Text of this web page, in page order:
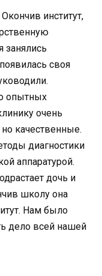
институт,
занялись
своя
опытных
очень
качественные.
диагностики
аппаратурой.
дочь и
школу она
Нам было
дело всей нашей